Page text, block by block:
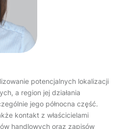
potencjalnych lokalizacji
a region jej działania
jego północna część.
kontakt z właścicielami
handlowych oraz zapisów